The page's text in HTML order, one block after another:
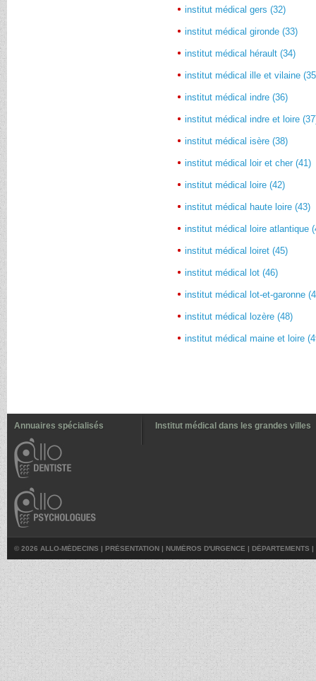
institut médical gers (32)
institut médical gironde (33)
institut médical hérault (34)
institut médical ille et vilaine
institut médical indre (36)
institut médical indre et loire
institut médical isère (38)
institut médical loir et cher (41)
institut médical loire (42)
institut médical haute loire (43)
institut médical loire atlantique
institut médical loiret (45)
institut médical lot (46)
institut médical lot-et-garonne
institut médical lozère (48)
institut médical maine et loire
Annuaires spécialisés Institut médical dans les grandes villes
© 2026 ALLO-MÉDECINS | PRÉSENTATION | NUMÉROS D'URGENCE | DÉPARTEMENTS |